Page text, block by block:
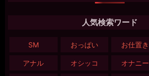
人気検索ワード
SM おっぱい お仕置き
アナル オシッコ オナニー